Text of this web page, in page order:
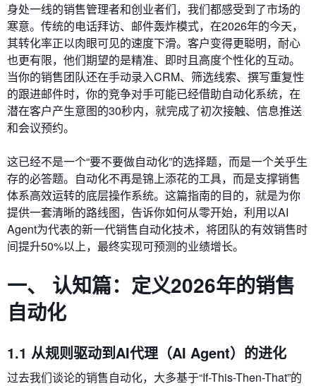
身处一线的销售管理者和创业者们，我们都感受到了市场的
寒意。传统的电话拜访、邮件轰炸模式，在2026年的今天，
其转化率正以肉眼可见的速度下滑。客户变得更聪明，耐心
也更有限，他们期望的是精准、即时且高度个性化的互动。
当你的销售团队还在手动录入CRM、筛选线索、撰写重复性
的跟进邮件时，你的竞争对手可能已经借助自动化系统，在
潜在客户产生意图的30秒内，就完成了初次接触、信息推送
和会议预约。
这已经不是一个“要不要做自动化”的选择题，而是一个关乎生
存的必答题。自动化不再是锦上添花的工具，而是支撑销售
体系高效运转的底层操作系统。这篇指南的目的，就是为你
提供一套清晰的路线图，告诉你如何从零开始，利用以AI
Agent为代表的新一代销售自动化技术，将团队的有效销售时
间提升50%以上，最终实现可预测的业绩增长。
一、 认知篇：定义2026年的销售
自动化
1.1 从规则驱动到AI代理（AI Agent）的进化
过去我们谈论的销售自动化，大多基于“If-This-Then-That”的